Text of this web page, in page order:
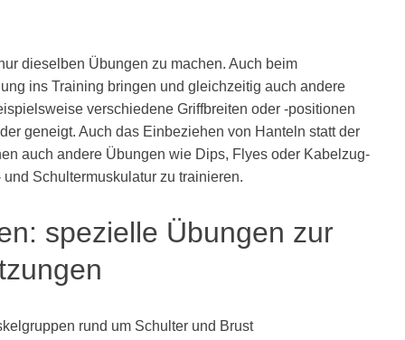
dieselben Übungen zu machen. Auch beim
ins Training bringen und gleichzeitig auch andere
verschiedene Griffbreiten oder -positionen
geneigt. Auch das Einbeziehen von Hanteln statt der
auch andere Übungen wie Dips, Flyes oder Kabelzug-
Schultermuskulatur zu trainieren.
spezielle Übungen zur
rund um Schulter und Brust